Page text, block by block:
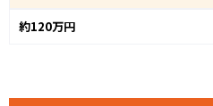
約120万円